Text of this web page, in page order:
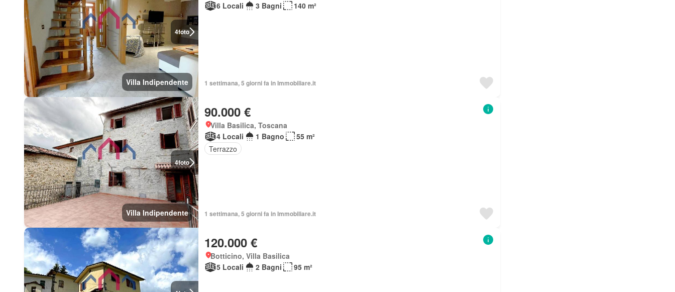
4foto
Villa Indipendente
6 Locali
3 Bagni 140 m²
1 settimana, 5 giorni fa in Immobiliare.it
4foto
Villa Indipendente
90.000 €
Villa Basilica, Toscana
4 Locali
1 Bagno
55 m²
Terrazzo
1 settimana, 5 giorni fa in Immobiliare.it
120.000 €
Botticino, Villa Basilica
5 Locali
2 Bagni 95 m²